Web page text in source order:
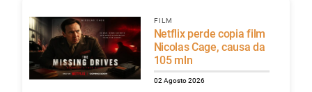
FILM
Netflix perde copia film
Nicolas Cage, causa da
105 mln
02 Agosto 2026